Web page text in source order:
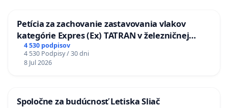
Petícia za zachovanie zastavovania vlakov
kategórie Expres (Ex) TATRAN v železničnej
stanici Púchov
4 530 podpisov
4 530 Podpisy / 30 dni
8 Jul 2026
Spoločne za budúcnosť Letiska Sliač